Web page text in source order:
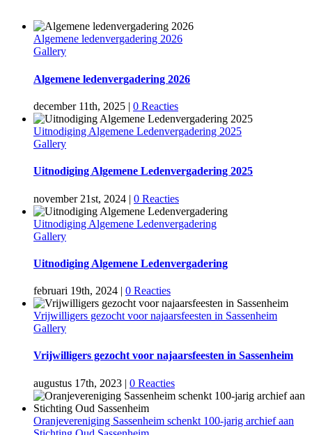
Algemene ledenvergadering 2026
Gallery
Algemene ledenvergadering 2026
december 11th, 2025 | 0 Reacties
Uitnodiging Algemene Ledenvergadering 2025
Gallery
Uitnodiging Algemene Ledenvergadering 2025
november 21st, 2024 | 0 Reacties
Uitnodiging Algemene Ledenvergadering
Gallery
Uitnodiging Algemene Ledenvergadering
februari 19th, 2024 | 0 Reacties
Vrijwilligers gezocht voor najaarsfeesten in Sassenheim
Gallery
Vrijwilligers gezocht voor najaarsfeesten in Sassenheim
augustus 17th, 2023 | 0 Reacties
Oranjevereniging Sassenheim schenkt 100-jarig archief aan